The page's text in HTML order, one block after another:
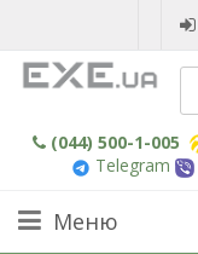
(044) 500-1-005
Telegram
Меню